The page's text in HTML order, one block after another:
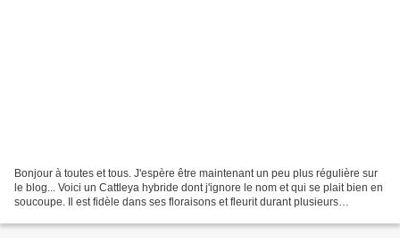
Bonjour à toutes et tous. J'espère être maintenant un peu plus régulière sur
le blog... Voici un Cattleya hybride dont j'ignore le nom et qui se plait bien en
soucoupe. Il est fidèle dans ses floraisons et fleurit durant plusieurs